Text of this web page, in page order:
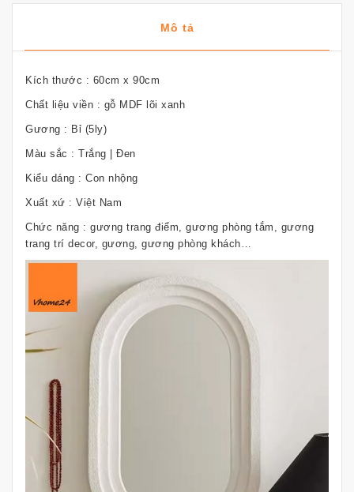
Mô tả
Kích thước : 60cm x 90cm
Chất liệu viền : gỗ MDF lõi xanh
Gương : Bỉ (5ly)
Màu sắc : Trắng | Đen
Kiểu dáng : Con nhộng
Xuất xứ : Việt Nam
Chức năng : gương trang điểm, gương phòng tắm, gương
trang trí decor, gương, gương phòng khách…